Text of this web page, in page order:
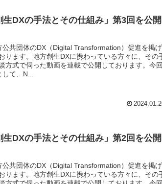
生DXの手法とその仕組み」第3回を公開
公共団体のDX（Digital Transformation）促進を掲げ
ります。地方創生DXに携わっている方々に、その
方式で伺った動画を連載で公開しております。今回
て、N...
生DXの手法とその仕組み」第2回を公開
公共団体のDX（Digital Transformation）促進を掲げ
ります。地方創生DXに携わっている方々に、その